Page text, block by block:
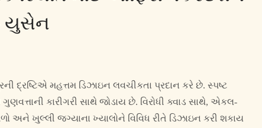
યુસેન
દ્રષ્ટિએ મહત્તમ ડિઝાઇન લવચીકતા પ્રદાન કરે છે. સ્પષ્ટ
કારીગરી સાથે જોડાય છે. વિરોધી ક્વાડ સાથે, એકલ-
અને ખુલ્લી જગ્યાના ખ્યાલોને વિવિધ રીતે ડિઝાઇન કરી શકાય